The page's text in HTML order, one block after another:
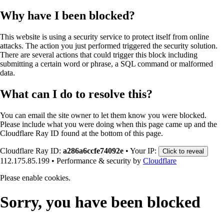
Why have I been blocked?
This website is using a security service to protect itself from online
attacks. The action you just performed triggered the security solution.
There are several actions that could trigger this block including
submitting a certain word or phrase, a SQL command or malformed
data.
What can I do to resolve this?
You can email the site owner to let them know you were blocked.
Please include what you were doing when this page came up and the
Cloudflare Ray ID found at the bottom of this page.
Cloudflare Ray ID: a286a6ccfe74092e • Your IP: Click to reveal
112.175.85.199 • Performance & security by Cloudflare
Please enable cookies.
Sorry, you have been blocked